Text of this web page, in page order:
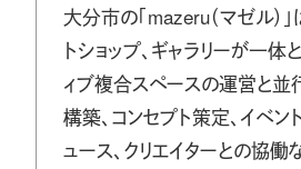
大分市の「mazeru（マゼル）」
トショップ、ギャラリーが一体
ィブ複合スペースの運営と並
構築、コンセプト策定、イベ
ュース、クリエイターとの協働